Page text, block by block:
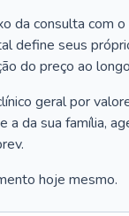
da consulta com
define seus
do preço ao
geral por
a da sua família,
hoje mesmo.